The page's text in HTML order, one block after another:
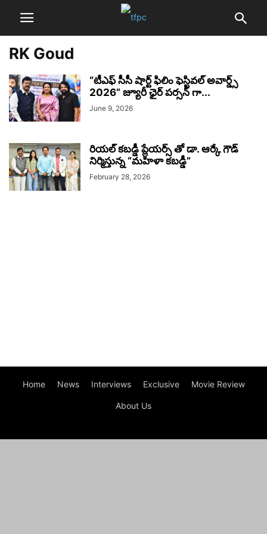
RK Goud
“టీఎఫ్ సీసీ షార్ట్ ఫిలిం ఫెస్టివల్ అవార్డ్స్
2026” జ్యూరీ ఛైర్ పర్సన్ గా...
June 9, 2026
రియల్ కబడ్డీ ప్లేయర్స్ తో డా. ఆర్కే గౌడ్
నిర్మిస్తున్న “మహిళా కబడ్డీ”
February 28, 2026
Home News Interviews Exclusive Movie Review
About Us